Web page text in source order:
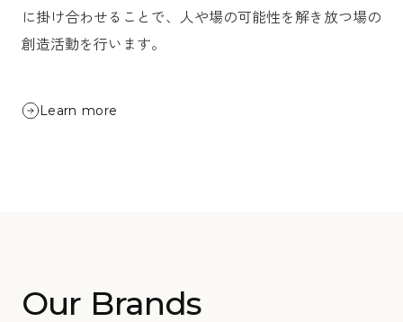
に掛け合わせることで、人や場の可能性を解き放つ場の
創造活動を行います。
Learn more
Our Brands